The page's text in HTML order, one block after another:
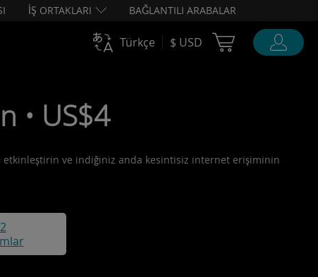
İŞ ORTAKLARI BAĞLANTILI ARABALAR
Türkçe $ USD Cart Ubigi
• US$4
etkinleştirin ve indiğiniz anda kesintisiz internet erişiminin